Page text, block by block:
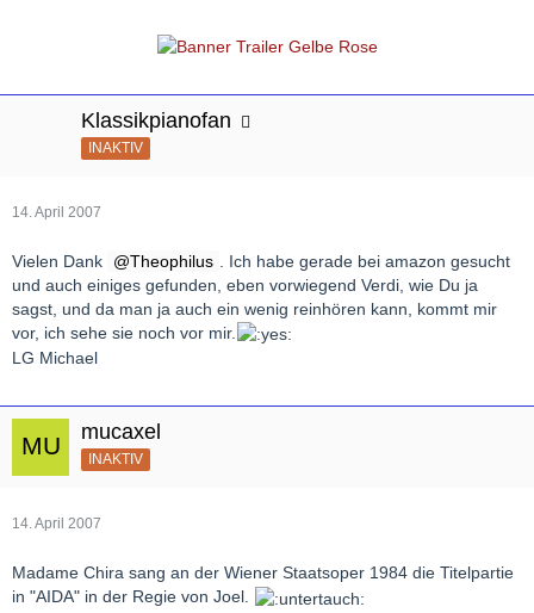
Klassikpianofan
INAKTIV
14. April 2007
Vielen Dank Theophilus
. Ich habe gerade bei amazon gesucht
und auch einiges gefunden, eben vorwiegend Verdi, wie Du ja
sagst, und da man ja auch ein wenig reinhören kann, kommt mir
vor, ich sehe sie noch vor mir.
LG Michael
mucaxel
INAKTIV
14. April 2007
Madame Chira sang an der Wiener Staatsoper 1984 die Titelpartie
in "AIDA" in der Regie von Joel.